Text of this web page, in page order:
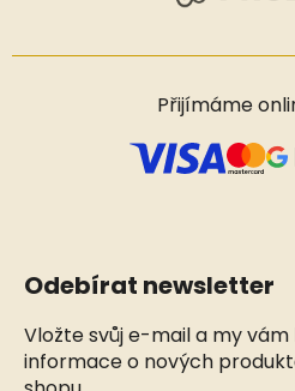
Přijímáme
Odebírat newsletter
Vložte svůj e-mail a my
informace o nových